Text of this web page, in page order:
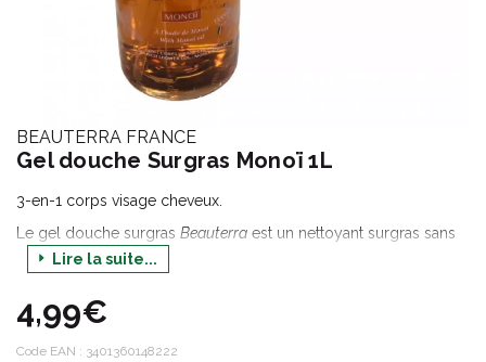
BEAUTERRA FRANCE
Gel douche Surgras Monoï 1L
3-en-1 corps visage cheveux.
Le gel douche surgras Beauterra est un nettoyant surgras sans
savon qui convient parfaitement aux peaux sensibles et
délicates. Avec son pH physiologique et sa formule enrichie à
l'huile de Monoï, il respecte l'équilibre cutané. Enrichie en
agents démêlants, sa formule convient à tous types de cheveux.
S'emploie pour le lavage fréquent et régulier de la peau. Son
Lire la suite...
4,99€
Code EAN : 3401360148222